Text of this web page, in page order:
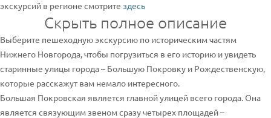
экскурсий в регионе смотрите здесь
Скрыть полное описание
Выберите пешеходную экскурсию по историческим частям
Нижнего Новгорода, чтобы погрузиться в его историю и увидеть
старинные улицы города – Большую Покровку и Рождественскую,
которые расскажут вам немало интересного.
Большая Покровская является главной улицей всего города. Она
является связующим звеном сразу четырех площадей –